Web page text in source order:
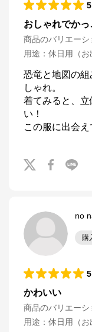
おしゃれでかっ
商品のバリエーシ
用途 ： 休日用（お
恐竜と地図の
しゃれ。
着てみると、
い！
この服に出会え
no
購
かわいい
商品のバリエーシ
用途 ： 休日用（お